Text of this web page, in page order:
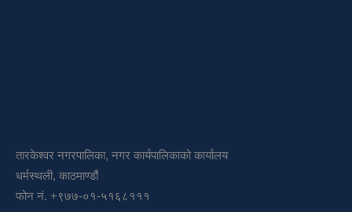
तारकेश्वर नगरपालिका, नगर कार्यपालिकाको कार्यालय
धर्मस्थली, काठमाण्डौं
फोन नं. +९७७-०१-५१६८१११